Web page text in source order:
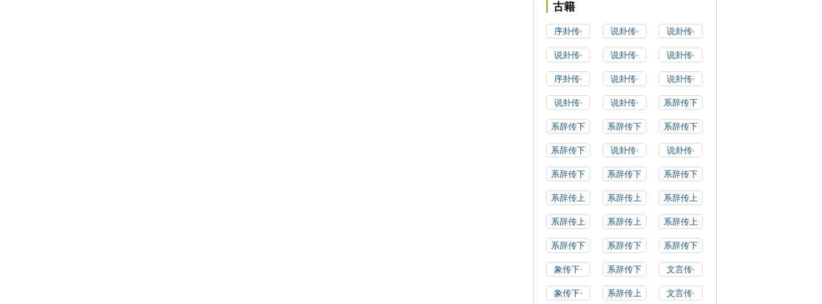
古籍
序卦传· 说卦传· 说卦传·
说卦传· 说卦传· 说卦传·
序卦传· 说卦传· 说卦传·
说卦传· 说卦传· 系辞传下
系辞传下 系辞传下 系辞传下
系辞传下 说卦传· 说卦传·
系辞传下 系辞传下 系辞传下
系辞传上 系辞传上 系辞传上
系辞传上 系辞传上 系辞传上
系辞传下 系辞传下 系辞传下
象传下· 系辞传下 文言传·
象传下· 系辞传上 文言传·